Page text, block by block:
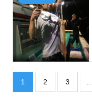
1 2 3